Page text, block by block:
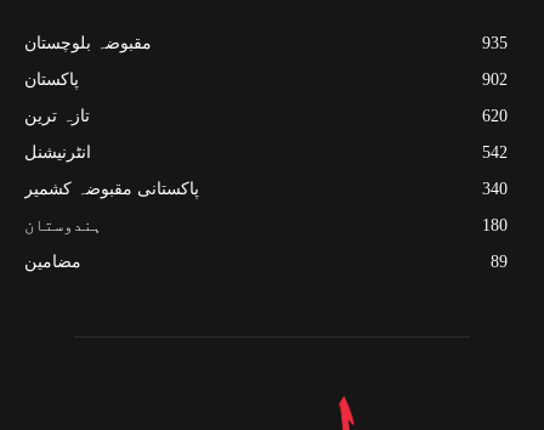
مقبوضہ بلوچستان
935
پاکستان
902
تازہ ترین
620
انٹرنیشنل
542
پاکستانی مقبوضہ کشمیر
340
ہندوستان
180
مضامین
89